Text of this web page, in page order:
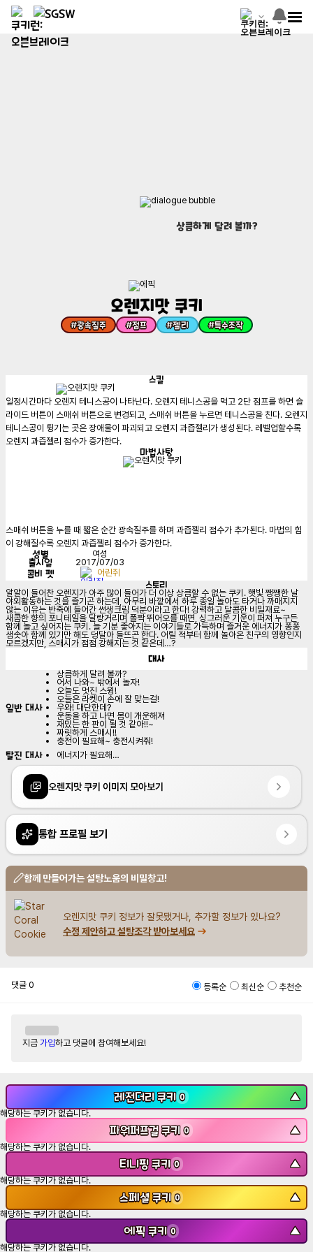
상큼하게 달려 볼까?
오렌지맛 쿠키
#광속질주 #점프 #젤리 #특수조작
스킬
일정시간마다 오렌지 테니스공이 나타난다. 오렌지 테니스공을 먹고 2단 점프를 하면 슬
라이드 버튼이 스매쉬 버튼으로 변경되고, 스매쉬 버튼을 누르면 테니스공을 친다. 오렌지
테니스공이 튕기는 곳은 장애물이 파괴되고 오렌지 과즙젤리가 생성된다. 레벨업할수록
오렌지 과즙젤리 점수가 증가한다.
마법사탕
스매쉬 버튼을 누를 때 짧은 순간 광속질주를 하며 과즙젤리 점수가 추가된다. 마법의 힘
이 강해질수록 오렌지 과즙젤리 점수가 증가한다.
성별 여성
출시일 2017/07/03
콤비 펫 어린쥐
스토리
알알이 들어찬 오렌지가 아주 많이 들어가 더 이상 상큼할 수 없는 쿠키. 햇빛 쨍쨍한 날
야외활동하는 것을 즐기곤 하는데, 아무리 바깥에서 하루 종일 놀아도 타거나 까매지지
않는 이유는 반죽에 들어간 썬생크림 덕분이라고 한다! 강력하고 달콤한 비밀재료~
새콤한 향의 포니테일을 달랑거리며 폴짝 뛰어오를 때면, 싱그러운 기운이 퍼져 누구든
함께 놀고 싶어지는 쿠키. 늘 기분 좋아지는 이야기들로 가득하며 즐거운 에너지가 퐁퐁
샘솟아 함께 있기만 해도 덩달아 들뜨곤 한다. 어릴 적부터 함께 놀아온 친구의 영향인지
모르겠지만, 스매시가 점점 강해지는 것 같은데…?
대사
일반 대사
상큼하게 달려 볼까?
어서 나와~ 밖에서 놀자!
오늘도 멋진 스윙!
오늘은 라켓이 손에 잘 맞는걸!
우와! 대단한데?
운동을 하고 나면 몸이 개운해져
재밌는 한 판이 될 것 같아!!~
짜릿하게 스매시!!
충전이 필요해~ 충전시켜줘!
탈진 대사 에너지가 필요해…
오렌지맛 쿠키 이미지 모아보기
통합 프로필 보기
함께 만들어가는 설탕노움의 비밀창고!
오렌지맛 쿠키 정보가 잘못됐거나, 추가할 정보가 있나요?
수정 제안하고 설탕조각 받아보세요
댓글 0 등록순 최신순 추천순
지금 가입하고 댓글에 참여해보세요!
레전더리 쿠키 0 ▼
해당하는 쿠키가 없습니다.
파워퍼프걸 쿠키 0 ▼
해당하는 쿠키가 없습니다.
티니핑 쿠키 0 ▼
해당하는 쿠키가 없습니다.
스페셜 쿠키 0 ▼
해당하는 쿠키가 없습니다.
에픽 쿠키 0 ▼
해당하는 쿠키가 없습니다.